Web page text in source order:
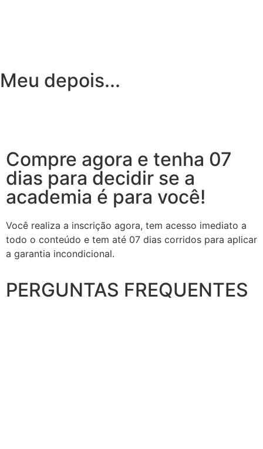
Meu depois...
Compre agora e tenha 07
dias para decidir se a
academia é para você!
Você realiza a inscrição agora, tem acesso imediato a
todo o conteúdo e tem até 07 dias corridos para aplicar
a garantia incondicional.
PERGUNTAS FREQUENTES